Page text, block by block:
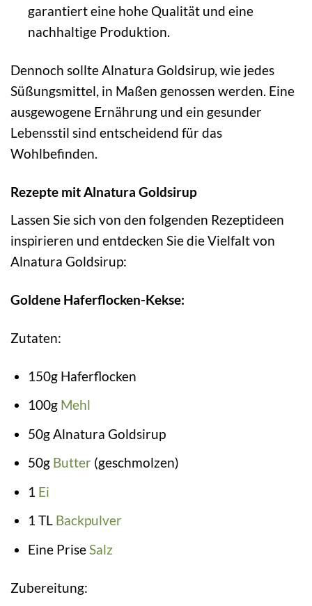
garantiert eine hohe Qualität und eine
nachhaltige Produktion.
Dennoch sollte Alnatura Goldsirup, wie jedes
Süßungsmittel, in Maßen genossen werden. Eine
ausgewogene Ernährung und ein gesunder
Lebensstil sind entscheidend für das
Wohlbefinden.
Rezepte mit Alnatura Goldsirup
Lassen Sie sich von den folgenden Rezeptideen
inspirieren und entdecken Sie die Vielfalt von
Alnatura Goldsirup:
Goldene Haferflocken-Kekse:
Zutaten:
150g Haferflocken
100g Mehl
50g Alnatura Goldsirup
50g Butter (geschmolzen)
1 Ei
1 TL Backpulver
Eine PriseSalz
Zubereitung: